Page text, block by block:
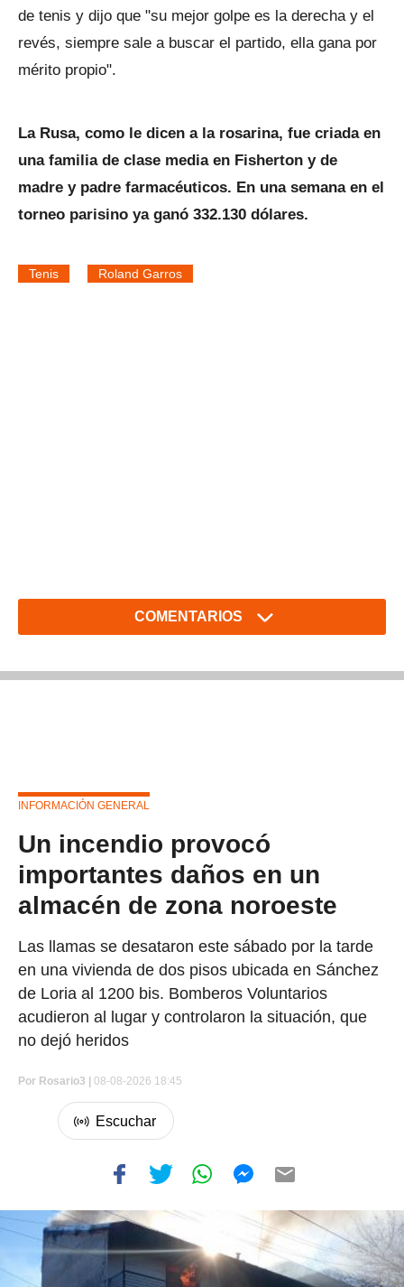
de tenis y dijo que "su mejor golpe es la derecha y el
revés, siempre sale a buscar el partido, ella gana por
mérito propio".
La Rusa, como le dicen a la rosarina, fue criada en
una familia de clase media en Fisherton y de
madre y padre farmacéuticos. En una semana en el
torneo parisino ya ganó 332.130 dólares.
Tenis Roland Garros
COMENTARIOS